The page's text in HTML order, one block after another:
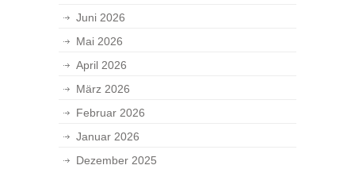
Juni 2026
Mai 2026
April 2026
März 2026
Februar 2026
Januar 2026
Dezember 2025